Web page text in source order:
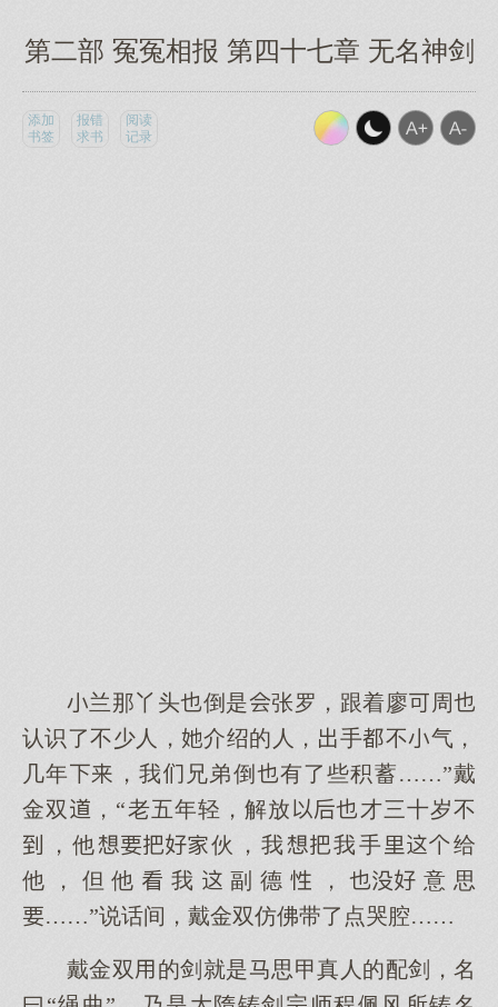
第二部 冤冤相报 第四十七章 无名神剑
添加
书签
报错
求书
阅读
记录
兰那丫头倒是张罗，跟着廖周
认识了不少人，介绍的人，手不气，
几年，我兄弟倒有了些积蓄……”戴
金双，“老五年轻，解放才三十岁不
，他伙，我我手给
他，但他我副德，意思
……”说话间，戴金双仿佛带了点哭腔……
戴金双的剑就是马思甲真人的配剑，名